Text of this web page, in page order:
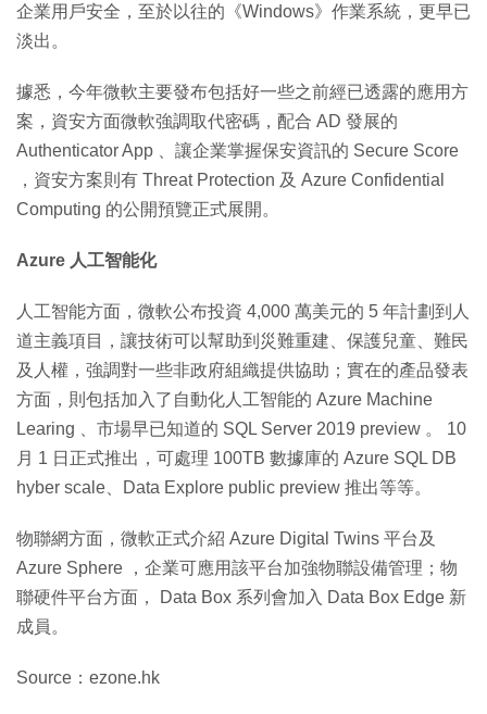
企業用戶安全，至於以往的《Windows》作業系統，更早已
淡出。
據悉，今年微軟主要發布包括好一些之前經已透露的應用方
案，資安方面微軟強調取代密碼，配合 AD 發展的
Authenticator App 、讓企業掌握保安資訊的 Secure Score
，資安方案則有 Threat Protection 及 Azure Confidential
Computing 的公開預覽正式展開。
Azure 人工智能化
人工智能方面，微軟公布投資 4,000 萬美元的 5 年計劃到人
道主義項目，讓技術可以幫助到災難重建、保護兒童、難民
及人權，強調對一些非政府組織提供協助；實在的產品發表
方面，則包括加入了自動化人工智能的 Azure Machine
Learing 、市場早已知道的 SQL Server 2019 preview 。 10
月 1 日正式推出，可處理 100TB 數據庫的 Azure SQL DB
hyber scale、Data Explore public preview 推出等等。
物聯網方面，微軟正式介紹 Azure Digital Twins 平台及
Azure Sphere ，企業可應用該平台加強物聯設備管理；物
聯硬件平台方面， Data Box 系列會加入 Data Box Edge 新
成員。
Source：ezone.hk